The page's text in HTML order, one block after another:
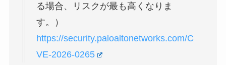
る場合、リスクが最も高くなりま
す。）
https://security.paloaltonetworks.com/C
VE-2026-0265